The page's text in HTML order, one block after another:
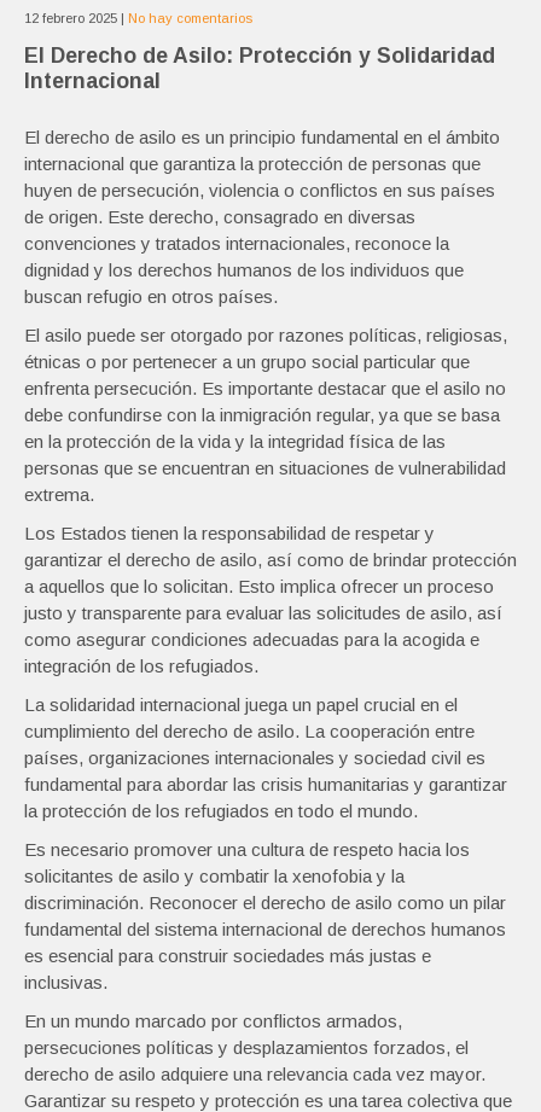
12 febrero 2025 | No hay comentarios
El Derecho de Asilo: Protección y Solidaridad
Internacional
El derecho de asilo es un principio fundamental en el ámbito
internacional que garantiza la protección de personas que
huyen de persecución, violencia o conflictos en sus países
de origen. Este derecho, consagrado en diversas
convenciones y tratados internacionales, reconoce la
dignidad y los derechos humanos de los individuos que
buscan refugio en otros países.
El asilo puede ser otorgado por razones políticas, religiosas,
étnicas o por pertenecer a un grupo social particular que
enfrenta persecución. Es importante destacar que el asilo no
debe confundirse con la inmigración regular, ya que se basa
en la protección de la vida y la integridad física de las
personas que se encuentran en situaciones de vulnerabilidad
extrema.
Los Estados tienen la responsabilidad de respetar y
garantizar el derecho de asilo, así como de brindar protección
a aquellos que lo solicitan. Esto implica ofrecer un proceso
justo y transparente para evaluar las solicitudes de asilo, así
como asegurar condiciones adecuadas para la acogida e
integración de los refugiados.
La solidaridad internacional juega un papel crucial en el
cumplimiento del derecho de asilo. La cooperación entre
países, organizaciones internacionales y sociedad civil es
fundamental para abordar las crisis humanitarias y garantizar
la protección de los refugiados en todo el mundo.
Es necesario promover una cultura de respeto hacia los
solicitantes de asilo y combatir la xenofobia y la
discriminación. Reconocer el derecho de asilo como un pilar
fundamental del sistema internacional de derechos humanos
es esencial para construir sociedades más justas e
inclusivas.
En un mundo marcado por conflictos armados,
persecuciones políticas y desplazamientos forzados, el
derecho de asilo adquiere una relevancia cada vez mayor.
Garantizar su respeto y protección es una tarea colectiva que